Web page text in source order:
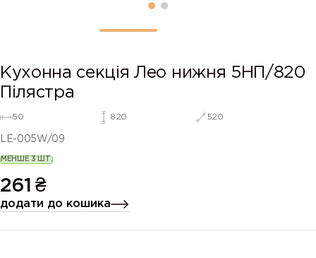
Кухонна секція Лео нижня 5НП/820
Пілястра
50 820 520
LE-005W/09
МЕНШЕ 3 ШТ.
261 ₴
додати до кошика